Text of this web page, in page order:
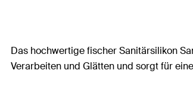
Das hochwertige fischer Sanitärsilikon
Verarbeiten und Glätten und sorgt für